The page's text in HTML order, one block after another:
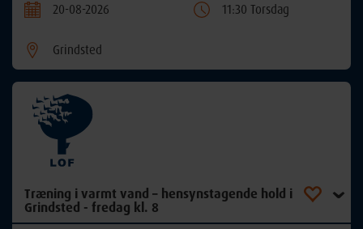
20-08-2026 11:30 Torsdag
Grindsted
Træning i varmt vand – hensynstagende hold i
Grindsted - fredag kl. 8